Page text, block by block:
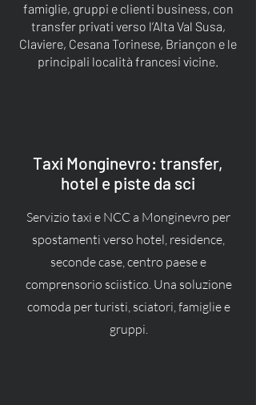
famiglie, gruppi e clienti business, con
transfer privati verso l’Alta Val Susa,
Claviere, Cesana Torinese, Briançon e le
principali località francesi vicine.
Taxi Monginevro: transfer,
hotel e piste da sci
Servizio taxi e NCC a Monginevro per
spostamenti verso hotel, residence,
seconde case, centro paese e
comprensorio sciistico. Una soluzione
comoda per turisti, sciatori, famiglie e
gruppi.